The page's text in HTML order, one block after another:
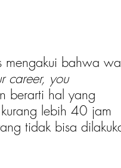
mengakui bahwa
career, you
berarti hal yang
lebih 40 jam
tidak bisa